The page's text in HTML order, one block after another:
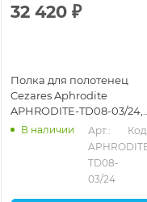
32 420 ₽
Полка для полотенец
Cezares Aphrodite
APHRODITE-TD08-03/24,
золото 24 карата
В наличии
Арт.:
TD08-
03/24